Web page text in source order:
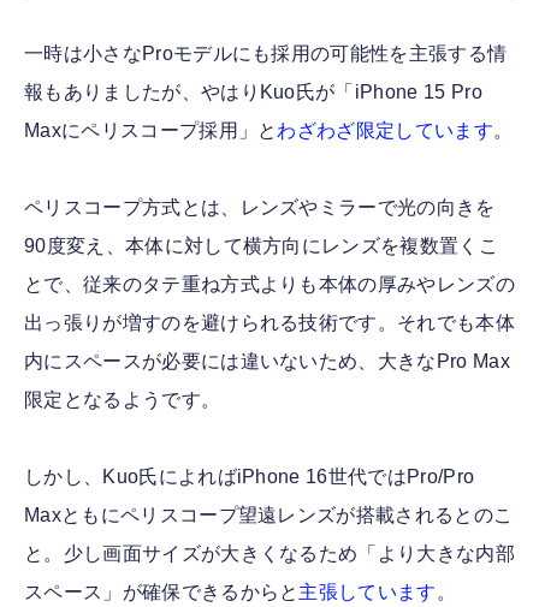
一時は小さなProモデルにも採用の可能性を主張する情
報もありましたが、やはりKuo氏が「iPhone 15 Pro
Maxにペリスコープ採用」と わざわざ限定しています。
ペリスコープ方式とは、レンズやミラーで光の向きを
90度変え、本体に対して横方向にレンズを複数置くこ
とで、従来のタテ重ね方式よりも本体の厚みやレンズの
出っ張りが増すのを避けられる技術です。それでも本体
内にスペースが必要には違いないため、大きなPro Max
限定となるようです。
しかし、Kuo氏によればiPhone 16世代ではPro/Pro
Maxともにペリスコープ望遠レンズが搭載されるとのこ
と。少し画面サイズが大きくなるため「より大きな内部
スペース」が確保できるからと 主張しています 。